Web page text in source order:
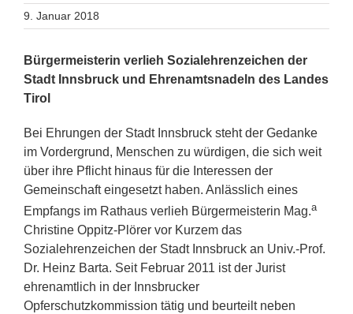
9. Januar 2018
Bürgermeisterin verlieh Sozialehrenzeichen der
Stadt Innsbruck und Ehrenamtsnadeln des Landes
Tirol
Bei Ehrungen der Stadt Innsbruck steht der Gedanke
im Vordergrund, Menschen zu würdigen, die sich weit
über ihre Pflicht hinaus für die Interessen der
Gemeinschaft eingesetzt haben. Anlässlich eines
Empfangs im Rathaus verlieh Bürgermeisterin Mag.a
Christine Oppitz-Plörer vor Kurzem das
Sozialehrenzeichen der Stadt Innsbruck an Univ.-Prof.
Dr. Heinz Barta. Seit Februar 2011 ist der Jurist
ehrenamtlich in der Innsbrucker
Opferschutzkommission tätig und beurteilt neben